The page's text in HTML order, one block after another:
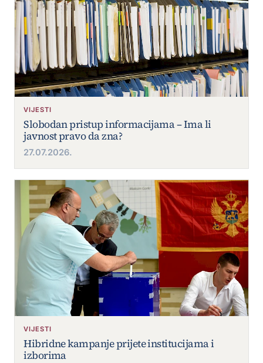
VIJESTI
Slobodan pristup informacijama – Ima li
javnost pravo da zna?
27.07.2026.
VIJESTI
Hibridne kampanje prijete institucijama i
izborima